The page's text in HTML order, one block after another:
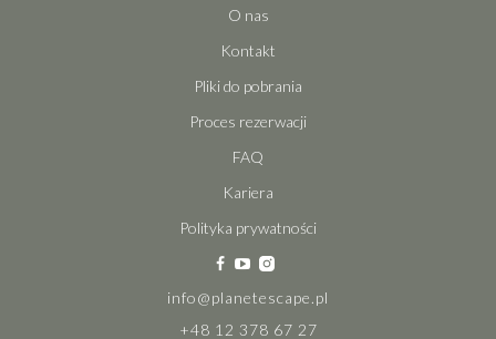
O nas
Kontakt
Pliki do pobrania
Proces rezerwacji
FAQ
Kariera
Polityka prywatności
info@planetescape.pl
+48 12 378 67 27